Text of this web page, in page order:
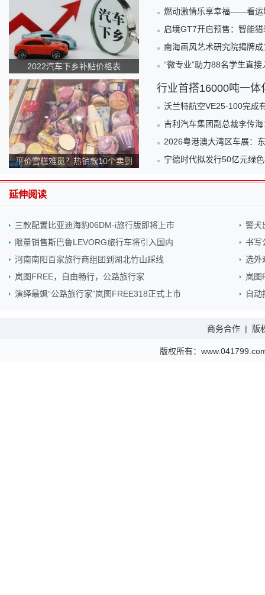
2022汽车下乡补贴价格表
平价雪糕难觅？热销款10个卖到
燃动激情乐享幸福——看运
启境GT7开启预售：智能
南海画风艺术研究院揭牌成
“微专业”助力88名学生直
行业首搭16000吨一
沃兰特航空VE25-100完成
吉利汽车集团副总裁李传
2026粤港澳大湾区车展：
宁德时代拟发行50亿元绿
延伸阅读
三款配置比亚迪海豹06DM-i旅行版即将上市
警犬
限量销售斯巴鲁LEVORG旅行车将引入国内
书写
河南南阳百家旅行商组团到湖北竹山踩线
选外
岚图FREE，自由畅行，公路旅行家
岚图
演绎最飒“公路旅行家”岚图FREE318正式上市
自动
商务合作 | 版
版权所有：